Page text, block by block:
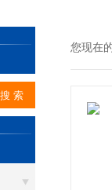
您现在